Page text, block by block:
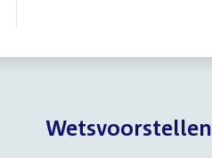
Wetsvoorstellen